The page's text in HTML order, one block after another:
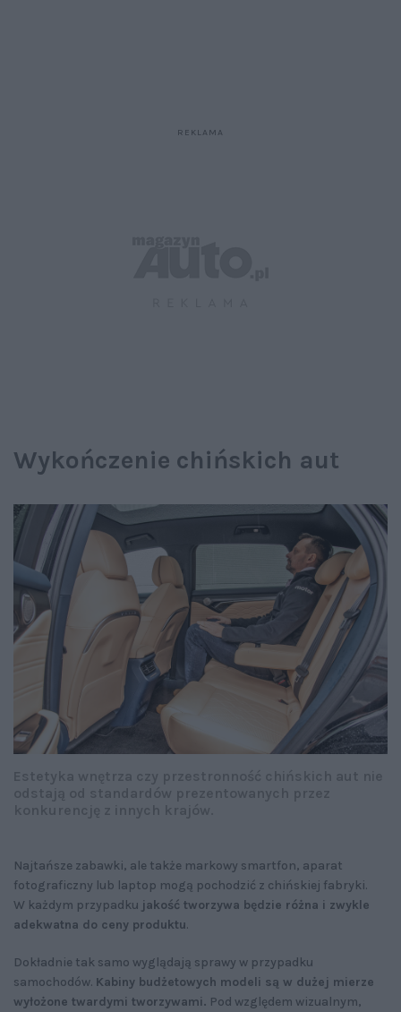
Wykończenie chińskich aut
Najtańsze zabawki, ale także markowy smartfon, aparat
fotograficzny lub laptop mogą pochodzić z chińskiej fabryki.
W każdym przypadku jakość tworzywa będzie różna i zwykle
adekwatna do ceny produktu.
Dokładnie tak samo wyglądają sprawy w przypadku
samochodów. Kabiny budżetowych modeli są w dużej mierze
wyłożone twardymi tworzywami. Pod względem wizualnym,